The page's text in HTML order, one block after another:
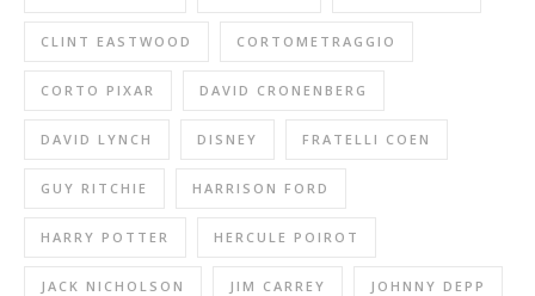
CLINT EASTWOOD CORTOMETRAGGIO
CORTO PIXAR DAVID CRONENBERG
DAVID LYNCH DISNEY FRATELLI COEN
GUY RITCHIE HARRISON FORD
HARRY POTTER HERCULE POIROT
JACK NICHOLSON JIM CARREY JOHNNY DEPP